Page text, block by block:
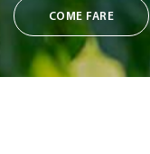
COME FARE